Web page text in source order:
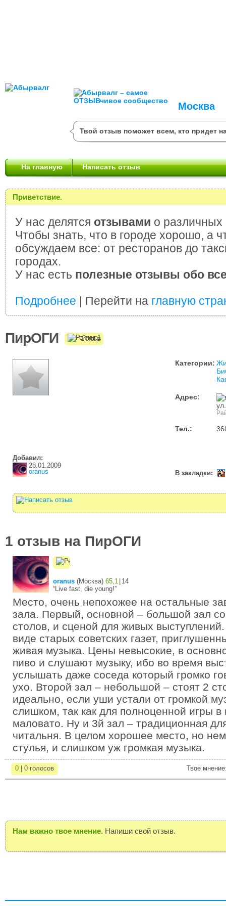
Москва
Твой отзыв поможет всем, кто придет
На главную Написать отзыв
Приветствие.
У нас делятся отзывами о различных
Чтобы знать, что в городе хорошо, а
обсуждаем все: от ресторанов до
городах.
У нас есть полезные отзывы обо
Подробнее | Перейти на главную
ПирОГИ 1 отзыв
Категории:
Адрес:
Тел.:
Добавил:
28.01.2009
oranus
В закладки:
1 отзыв на ПирОГИ
oranus (Москва) 65,1 14
“Live fast, die young!”
Место, очень непохожее на остальные
зала. Первый, основной – большой зал
столов, и сценой для живых
виде старых советских газет,
живая музыка. Цены невысокие, в
пиво и слушают музыку, ибо во время
услышать даже соседа который громко
ухо. Второй зал – небольшой – стоят 2
идеально, если уши устали от громкой
слишком, так как для полноценной игры
маловато. Ну и 3й зал – традиционная
читальня. В целом хорошее место, но
стулья, и слишком уж громкая музыка.
0 | 0 голосов Твое
Нам важно твое мнение. Напиши свой отзыв.